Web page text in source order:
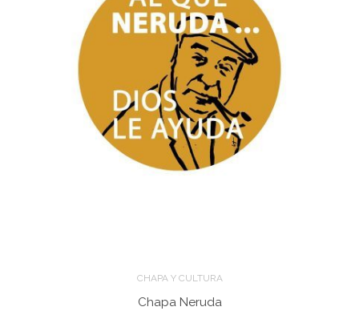
CHAPA Y CULTURA
Chapa Neruda